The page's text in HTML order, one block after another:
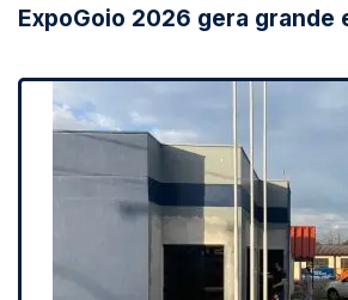
ExpoGoio 2026 gera grande